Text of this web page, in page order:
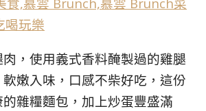
，使用義式香料醃製過的雞腿
嫩入味，口感不柴好吃，這份
雜糧麵包，加上炒蛋豐盛滿